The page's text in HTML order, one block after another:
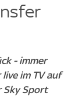
- immer
im TV auf
Sky Sport